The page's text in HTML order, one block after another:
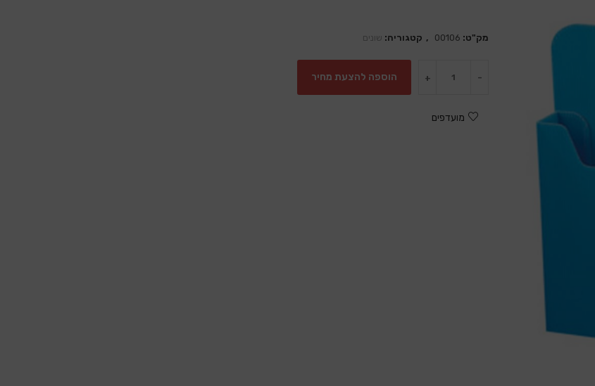
מק"ט: 00106 קטגוריה: שונים
-
+ הוספה להצעת מחיר
מועדפים